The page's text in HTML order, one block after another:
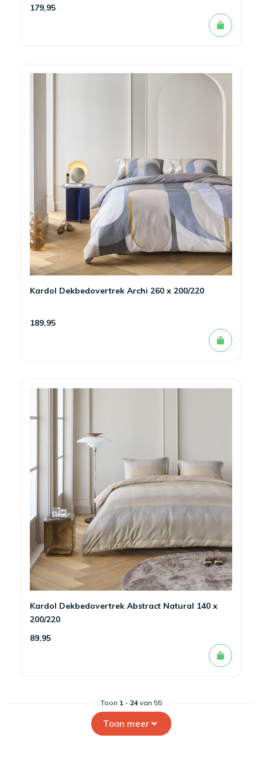
179,95
Kardol Dekbedovertrek Archi 260 x 200/220
189,95
Kardol Dekbedovertrek Abstract Natural 140 x
200/220
89,95
Toon 1 - 24van 55
Toon meer